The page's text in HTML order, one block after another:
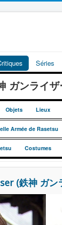
Séries
ガンライ
Objets Lieux
Armée de Rasetsu
Costumes
(鉄神 ガン